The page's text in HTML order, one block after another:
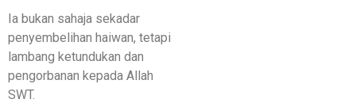
Ia bukan sahaja sekadar
penyembelihan haiwan, tetapi
lambang ketundukan dan
pengorbanan kepada Allah
SWT.